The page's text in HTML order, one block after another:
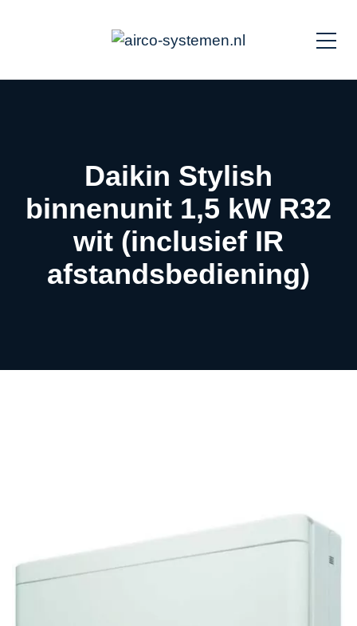
Daikin Stylish
binnenunit 1,5 kW R32
wit (inclusief IR
afstandsbediening)